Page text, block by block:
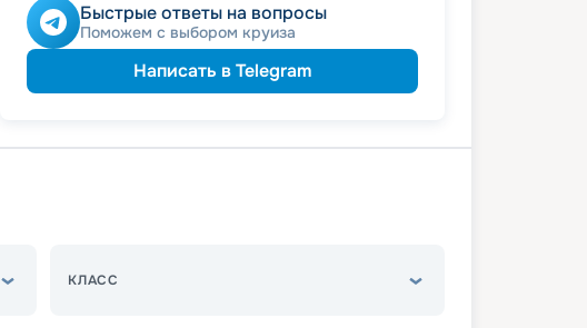
Быстрые ответы на вопросы
Поможем с выбором круиза
Написать в Telegram
КЛАСС